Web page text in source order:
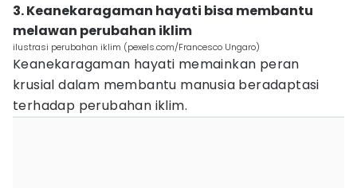
3. Keanekaragaman hayati bisa membantu
melawan perubahan iklim
ilustrasi perubahan iklim (pexels.com/Francesco Ungaro)
Keanekaragaman hayati memainkan peran
krusial dalam membantu manusia beradaptasi
terhadap perubahan iklim.